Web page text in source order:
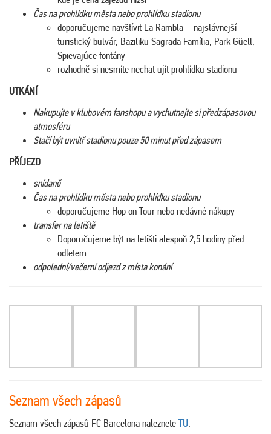
Čas na prohlídku města nebo prohlídku stadionu
doporučujeme navštívit La Rambla – najslávnejší
turistický bulvár, Baziliku Sagrada Família, Park Güell,
Spievajúce fontány
rozhodně si nesmíte nechat ujít prohlídku stadionu
UTKÁNÍ
Nakupujte v klubovém fanshopu a vychutnejte si předzápasovou
atmosféru
Stačí být uvnitř stadionu pouze 50 minut před zápasem
PŘÍJEZD
snídaně
Čas na prohlídku města nebo prohlídku stadionu
doporučujeme Hop on Tour nebo nedávné nákupy
transfer na letiště
Doporučujeme být na letišti alespoň 2,5 hodiny před
odletem
odpolední/večerní odjezd z místa konání
Seznam všech zápasů
Seznam všech zápasů FC Barcelona naleznete TU.